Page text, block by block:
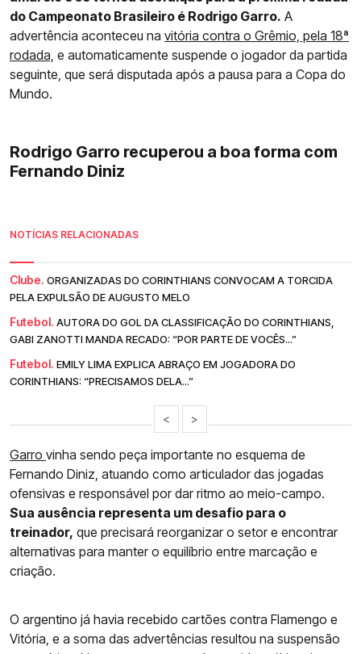
do Campeonato Brasileiro é Rodrigo Garro. A
advertência aconteceu na vitória contra o Grêmio, pela 18ª
rodada, e automaticamente suspende o jogador da partida
seguinte, que será disputada após a pausa para a Copa do
Mundo.
Rodrigo Garro recuperou a boa forma com
Fernando Diniz
NOTÍCIAS RELACIONADAS
Clube. ORGANIZADAS DO CORINTHIANS CONVOCAM A TORCIDA
PELA EXPULSÃO DE AUGUSTO MELO
Futebol. AUTORA DO GOL DA CLASSIFICAÇÃO DO CORINTHIANS,
GABI ZANOTTI MANDA RECADO: “POR PARTE DE VOCÊS...”
Futebol. EMILY LIMA EXPLICA ABRAÇO EM JOGADORA DO
CORINTHIANS: “PRECISAMOS DELA...”
< >
Garro vinha sendo peça importante no esquema de
Fernando Diniz, atuando como articulador das jogadas
ofensivas e responsável por dar ritmo ao meio-campo.
Sua ausência representa um desafio para o
treinador, que precisará reorganizar o setor e encontrar
alternativas para manter o equilíbrio entre marcação e
criação.
O argentino já havia recebido cartões contra Flamengo e
Vitória, e a soma das advertências resultou na suspensão